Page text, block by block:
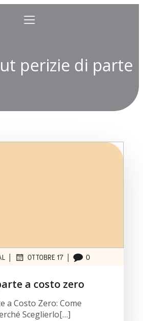
perizie di parte
| OTTOBRE 17 | 0
a costo zero
a Costo Zero: Come
Sceglierlo[…]